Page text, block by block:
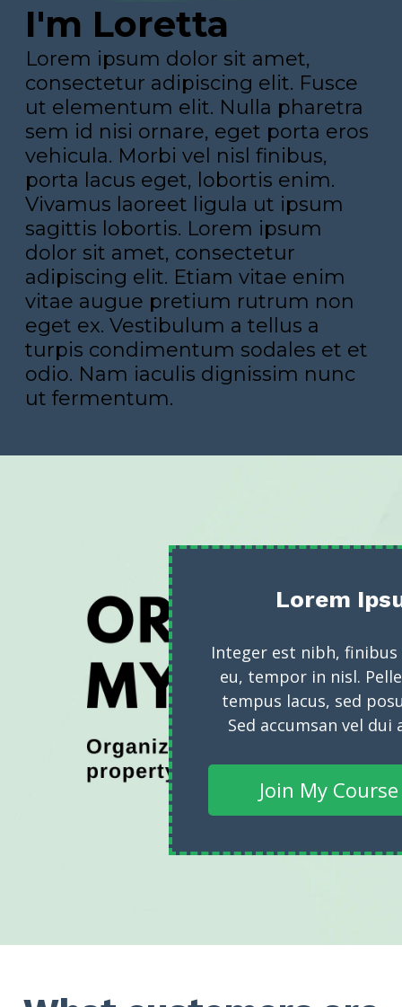
I'm Loretta
Lorem ipsum dolor sit amet,
consectetur adipiscing elit. Fusce
ut elementum elit. Nulla pharetra
sem id nisi ornare, eget porta eros
vehicula. Morbi vel nisl finibus,
porta lacus eget, lobortis enim.
Vivamus laoreet ligula ut ipsum
sagittis lobortis. Lorem ipsum
dolor sit amet, consectetur
adipiscing elit. Etiam vitae enim
vitae augue pretium rutrum non
eget ex. Vestibulum a tellus a
turpis condimentum sodales et et
odio. Nam iaculis dignissim nunc
ut fermentum.
Lorem
Integer est nibh, finibus
eu, tempor in nisl.
tempus lacus, sed
Sed accumsan vel dui
Join My